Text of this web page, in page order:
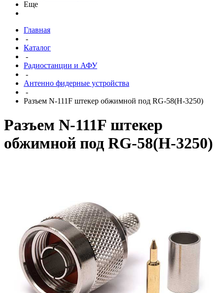
Еще
Главная
-
Каталог
-
Радиостанции и АФУ
-
Антенно фидерные устройства
-
Разъем N-111F штекер обжимной под RG-58(H-3250)
Разъем N-111F штекер
обжимной под RG-58(H-3250)